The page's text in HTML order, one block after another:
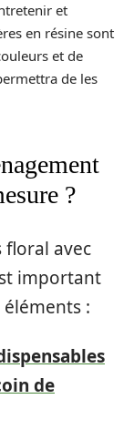
et
en résine sont
et de
de les
?
avec
important
:
de